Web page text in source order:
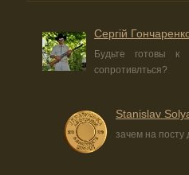
Сергій
Будьте готовы
сопротивлться?
Stanislav
зачем на посту